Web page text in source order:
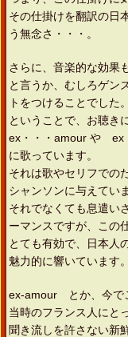
その仕掛けを翻訳の日
う無念さ・・・。
さらに、音楽的な効果
と言うか、むしろゲン
トをつけることでした。
ということで、お聴き
ex・・・amour や ex
に歌っています。
それは歌やセリフでの
シャンソンに与えてい
それでなくても息遣い
ーマンスですが、この
とても有効で、日本人
魅力的に響いています。
ex-amour とか、今で
当時のフランス人にと
聞き流しを許さない新